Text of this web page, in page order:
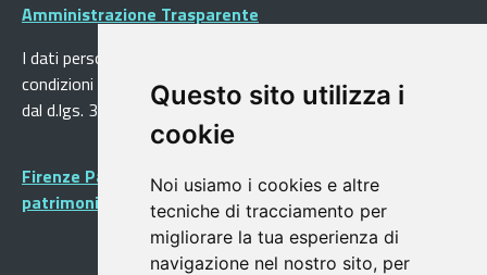
Questo sito utilizza i
cookie
Noi usiamo i cookies e altre
tecniche di tracciamento per
migliorare la tua esperienza di
navigazione nel nostro sito, per
Amministrazione Trasparente
I dati personali pubblicati sono riutilizzabili solo alle
condizioni previste dalla direttiva comunitaria 2003/98/CE e
dal d.lgs. 36/2006
Firenze Patrimonio Mondiale - Centro storico di Firenze
patrimonio dell’Umanità